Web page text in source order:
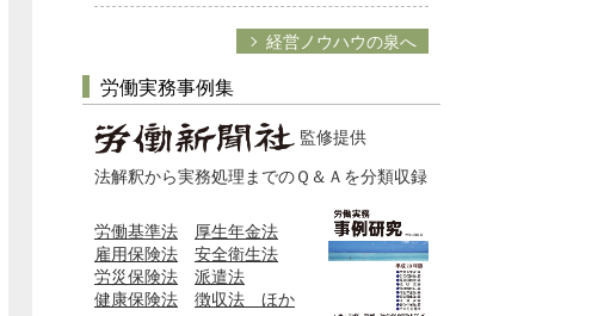
経営ノウハウの泉へ
労働実務事例集
監修提供
法解釈から実務処理までのＱ＆Ａを分類収録
労働基準法
厚生年金法
雇用保険法
安全衛生法
労災保険法
派遣法
健康保険法
徴収法 ほか